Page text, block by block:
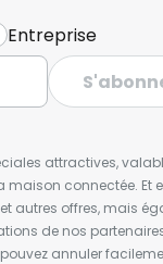
Entreprise
attractives,
connectée. Et
autres offres, mais
de nos
annuler